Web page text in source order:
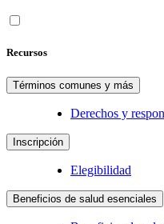
Recursos
Términos comunes y más
Derechos y
Inscripción
Elegibilidad
Beneficios de salud esenciales